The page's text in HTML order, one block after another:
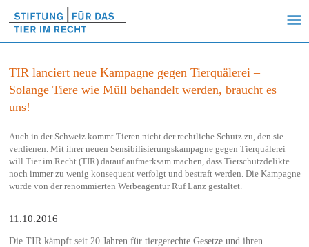
TIR lanciert neue Kampagne gegen Tierquälerei –
Solange Tiere wie Müll behandelt werden, braucht es
uns!
Auch in der Schweiz kommt Tieren nicht der rechtliche Schutz zu, den sie
verdienen. Mit ihrer neuen Sensibilisierungskampagne gegen Tierquälerei
will Tier im Recht (TIR) darauf aufmerksam machen, dass Tierschutzdelikte
noch immer zu wenig konsequent verfolgt und bestraft werden. Die Kampagne
wurde von der renommierten Werbeagentur Ruf Lanz gestaltet.
11.10.2016
Die TIR kämpft seit 20 Jahren für tiergerechte Gesetze und ihren